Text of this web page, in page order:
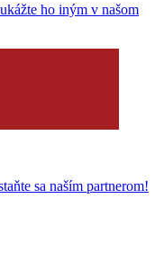
ho iným v našom
sa naším partnerom!